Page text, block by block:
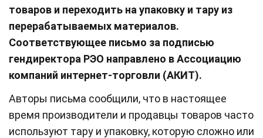
товаров и переходить на упаковку и тару из
перерабатываемых материалов.
Соответствующее письмо за подписью
гендиректора РЭО направлено в Ассоциацию
компаний интернет-торговли (АКИТ).
Авторы письма сообщили, что в настоящее
время производители и продавцы товаров часто
используют тару и упаковку, которую сложно или